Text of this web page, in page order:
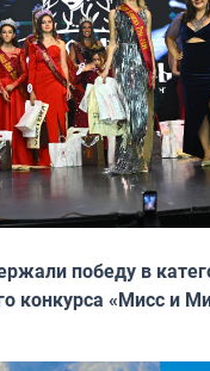
победу в
конкурса «Мисс и